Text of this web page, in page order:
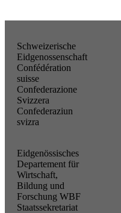
Schweizerische
Eidgenossenschaft
Confédération
suisse
Confederazione
Svizzera
Confederaziun
svizra
Eidgenössisches
Departement für
Wirtschaft,
Bildung und
Forschung WBF
Staatssekretariat